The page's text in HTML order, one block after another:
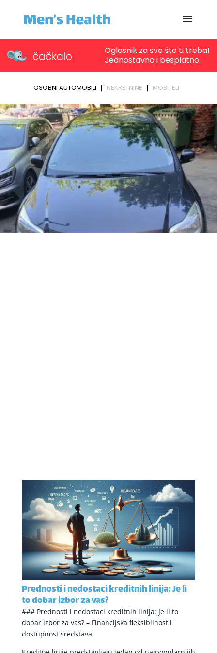
Prednosti i nedostaci kreditnih linija: Je li
to dobar izbor za vas?
### Prednosti i nedostaci kreditnih linija: Je li to
dobar izbor za vas? – Financijska fleksibilnost i
dostupnost sredstava